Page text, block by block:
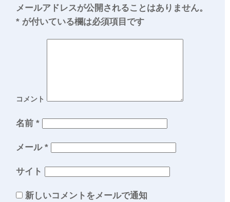
メールアドレスが公開されることはありません。
* が付いている欄は必須項目です
コメント
名前 *
メール *
サイト
新しいコメントをメールで通知